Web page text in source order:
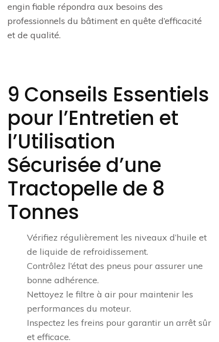
engin fiable répondra aux besoins des
professionnels du bâtiment en quête d’efficacité
et de qualité.
9 Conseils Essentiels
pour l’Entretien et
l’Utilisation
Sécurisée d’une
Tractopelle de 8
Tonnes
Vérifiez régulièrement les niveaux d’huile et
de liquide de refroidissement.
Contrôlez l’état des pneus pour assurer une
bonne adhérence.
Nettoyez le filtre à air pour maintenir les
performances du moteur.
Inspectez les freins pour garantir un arrêt sûr
et efficace.